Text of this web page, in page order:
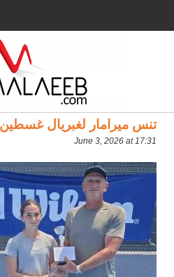
تنس ميرامار لغبريال غسطين
June 3, 2026 at 17:31